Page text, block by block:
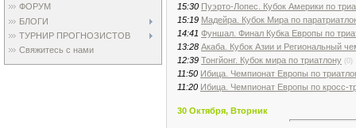
ФОРУМ
БЛОГИ
ТУРНИР ПРОГНОЗИСТОВ
Свяжитесь с нами
15:30 Пуэрто-Лопес. Кубок Америки по
15:19 Мадейра. Кубок Мира по
14:41 Фуншал. Финал Кубка Европы по
13:28 Акаба. Кубок Азии и Региональный
12:39 Тонгйонг. Кубок мира по триатлону (0)
11:50 Ибица. Чемпионат Европы по
11:20 Ибица. Чемпионат Европы по кросс-
30 Октября, Вторник